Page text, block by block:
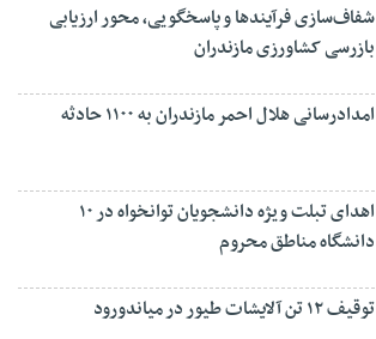
شفاف‌سازی فرآیند‌ها و پاسخگویی، محور ارزیابی
بازرسی کشاورزی مازندران
امدادرسانی هلال احمر مازندران به ۱۱۰۰ حادثه
اهدای تبلت ویژه دانشجویان توانخواه در ۱۰
دانشگاه مناطق محروم
توقیف ۱۲ تن آلایشات طیور در میاندورود